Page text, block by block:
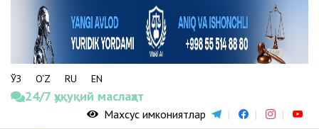
ЎЗ O‘Z RU EN
24/7 ҳуқуқий маслаҳат
Махсус имкониятлар